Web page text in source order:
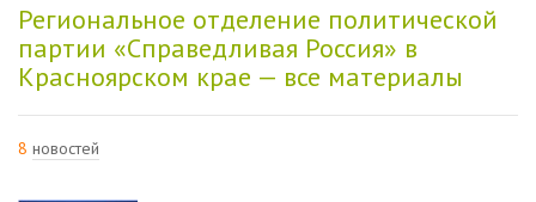
Региональное отделение политической
партии «Справедливая Россия» в
Красноярском крае — все материалы
8 новостей